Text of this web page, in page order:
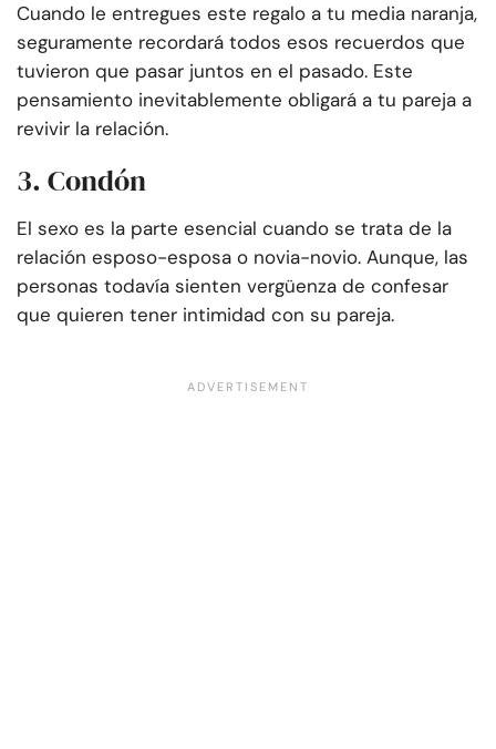
Cuando le entregues este regalo a tu media naranja,
seguramente recordará todos esos recuerdos que
tuvieron que pasar juntos en el pasado. Este
pensamiento inevitablemente obligará a tu pareja a
revivir la relación.
3. Condón
El sexo es la parte esencial cuando se trata de la
relación esposo-esposa o novia-novio. Aunque, las
personas todavía sienten vergüenza de confesar
que quieren tener intimidad con su pareja.